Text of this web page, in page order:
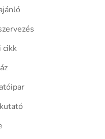
cikk